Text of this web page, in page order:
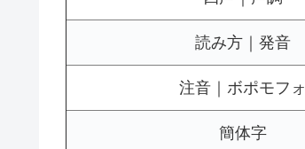
読み方｜発音
注音｜ボポモフォ
簡体字